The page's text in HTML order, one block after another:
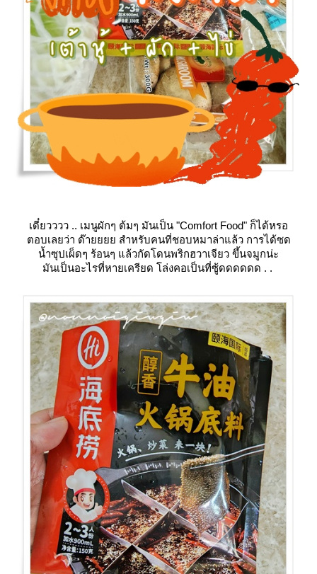
เดี๋ยวววว .. เมนูผักๆ ต้มๆ มันเป็น "Comfort Food" ก็ได้หรอ
ตอบเลยว่า ด๊ายยยย สำหรับคนที่ชอบหมาล่าแล้ว การได้ซด
น้ำซุปเผ็ดๆ ร้อนๆ แล้วกัดโดนพริกฮวาเจียว ขึ้นจมูกน่ะ
มันเป็นอะไรที่หายเครียด โล่งคอเป็นที่ซู้ดดดดดด . .